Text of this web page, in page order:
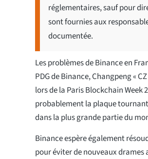
réglementaires, sauf pour
sont fournies aux
documentée.
Les problèmes de Binance en
PDG de Binance, Changpeng «
lors de la Paris Blockchain Week
probablement la plaque
dans la plus grande partie du
Binance espère également
pour éviter de nouveaux drames